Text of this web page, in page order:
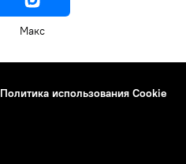
Макс
Политика использования Cookie